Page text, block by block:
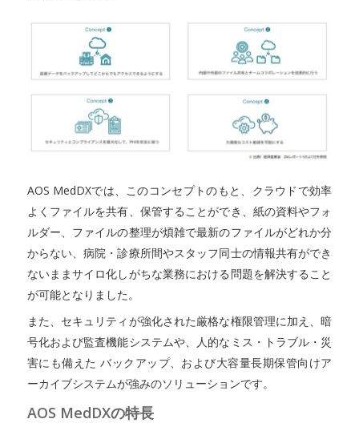
AOS MedDXでは、このコンセプトのもと、クラウドで効率
よくファイルを共有、保管することができ、紙の資料やフォ
ルダー、ファイルの整理が煩雑で最新のファイルがどれか分
からない、病院・診療所間やスタッフ同士の情報共有ができ
ないままサイロ化しがちな業務における問題を解決すること
が可能となりました。
また、セキュリティが強化された厳格な権限管理に加え、暗
号化および監査機能システムや、人的なミス・トラブル・災
害にも備えた バックアップ、および大容量長期保管向けア
ーカイブシステムが強みのソリューションです。
AOS MedDXの特長